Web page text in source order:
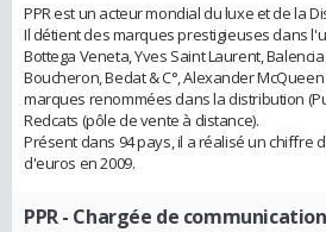
PPR est un acteur mondial du luxe et de la
Il détient des marques prestigieuses dans
Bottega Veneta, Yves Saint Laurent,
Boucheron, Bedat & C°, Alexander
marques renommées dans la distribution
Redcats (pôle de vente à distance).
Présent dans 94 pays, il a réalisé un chiffre
d'euros en 2009.
PPR- Chargée de